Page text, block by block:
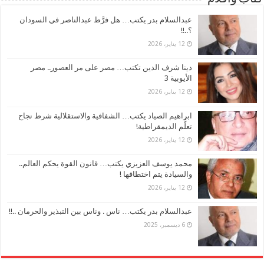
عبدالسلام بدر يكتب… هل فرَّط عبدالناصر في السودان
؟..!!
12 يناير، 2026
دينا شرف الدين تكتب… مصر على مر العصور.. مصر
الأيوبية 3
12 يناير، 2026
ابراهيم الصياد يكتب… الشفافية والاستقلالية شرط نجاح
تعلُّم الديمقراطية!
12 يناير، 2026
محمد يوسف العزيزي يكتب… قانون القوة يحكم العالم..
والسيادة يتم اختطافها !
12 يناير، 2026
عبدالسلام بدر يكتب… ناس . وناس بين التبذير والحرمان ..!!
6 ديسمبر، 2025